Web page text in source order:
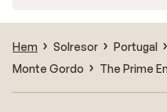
Hem Solresor Portugal
Monte Gordo
The Prime